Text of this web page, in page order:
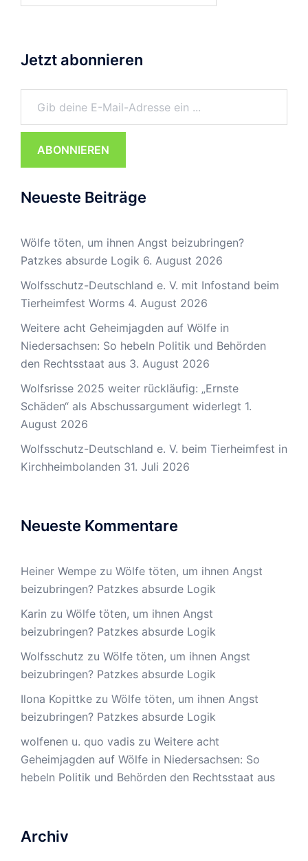
Jetzt abonnieren
Gib deine E-Mail-Adresse ein ...
ABONNIEREN
Neueste Beiträge
Wölfe töten, um ihnen Angst beizubringen?
Patzkes absurde Logik 6. August 2026
Wolfsschutz-Deutschland e. V. mit Infostand beim
Tierheimfest Worms 4. August 2026
Weitere acht Geheimjagden auf Wölfe in
Niedersachsen: So hebeln Politik und Behörden
den Rechtsstaat aus 3. August 2026
Wolfsrisse 2025 weiter rückläufig: „Ernste
Schäden“ als Abschussargument widerlegt 1.
August 2026
Wolfsschutz-Deutschland e. V. beim Tierheimfest in
Kirchheimbolanden 31. Juli 2026
Neueste Kommentare
Heiner Wempe zu Wölfe töten, um ihnen Angst
beizubringen? Patzkes absurde Logik
Karin zu Wölfe töten, um ihnen Angst
beizubringen? Patzkes absurde Logik
Wolfsschutz zu Wölfe töten, um ihnen Angst
beizubringen? Patzkes absurde Logik
Ilona Kopittke zu Wölfe töten, um ihnen Angst
beizubringen? Patzkes absurde Logik
wolfenen u. quo vadis zu Weitere acht
Geheimjagden auf Wölfe in Niedersachsen: So
hebeln Politik und Behörden den Rechtsstaat aus
Archiv